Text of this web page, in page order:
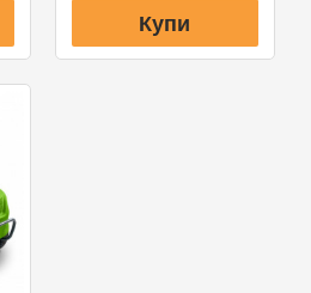
Купи